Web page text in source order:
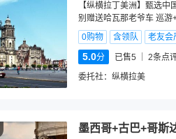
【纵横拉丁美洲】甄选
别赠送哈瓦那老爷车 巡游
0购物
含领队 老友会
5.0分 已售5 2条点
委托社： 纵横拉美
墨西哥+古巴+哥斯